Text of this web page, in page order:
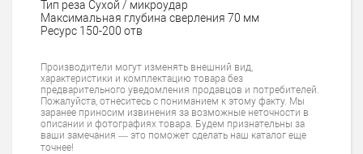
Тип реза Сухой / микроудар
Максимальная глубина сверления 70 мм
Ресурс 150-200 отв
Производители могут изменять внешний вид,
характеристики и комплектацию товара без
предварительного уведомления продавцов и потребителей.
Пожалуйста, отнеситесь с пониманием к этому факту. Мы
заранее приносим извинения за возможные неточности в
описании и фотографиях товара. Будем признательны за
ваши замечания — это поможет сделать наш каталог еще
точнее!